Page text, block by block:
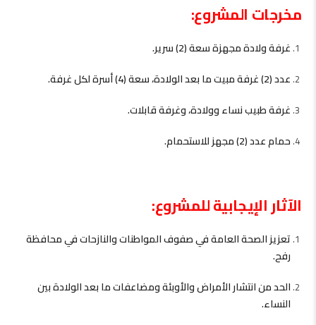
مخرجات المشروع:
غرفة ولادة مجهزة سعة (2) سرير.
عدد (2) غرفة مبيت ما بعد الولادة، سعة (4) أسرة لكل غرفة.
غرفة طبيب نساء وولادة، وغرفة قابلات.
حمام عدد (2) مجهز للاستحمام.
الآثار الإيجابية للمشروع:
تعزيز الصحة العامة في صفوف المواطنات والنازحات في محافظة
رفح.
الحد من انتشار الأمراض والأوبئة ومضاعفات ما بعد الولادة بين
النساء.